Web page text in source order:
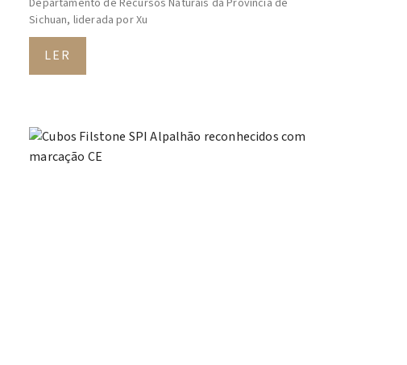
Sichuan, liderada por Xu
LER